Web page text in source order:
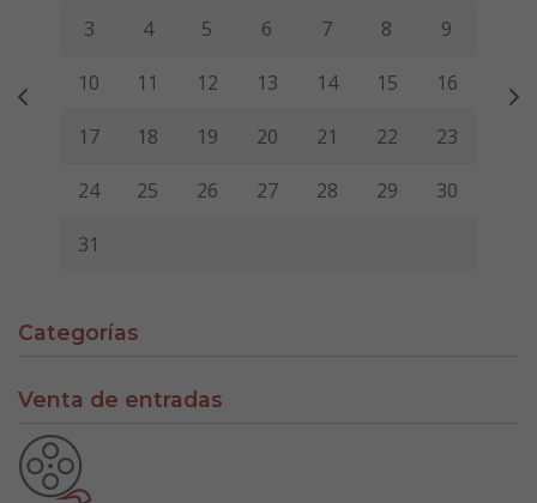
3 4 5 6 7 8 9
10 11 12 13 14 15 16
17 18 19 20 21 22 23
24 25 26 27 28 29 30
31
Categorías
Venta de entradas